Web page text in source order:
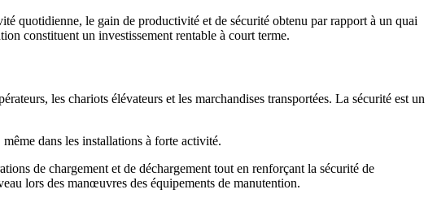
quotidienne, le gain de productivité et de sécurité obtenu par rapport à un quai
constituent un investissement rentable à court terme.
les chariots élévateurs et les marchandises transportées. La sécurité est un
dans les installations à forte activité.
de chargement et de déchargement tout en renforçant la sécurité de
lors des manœuvres des équipements de manutention.